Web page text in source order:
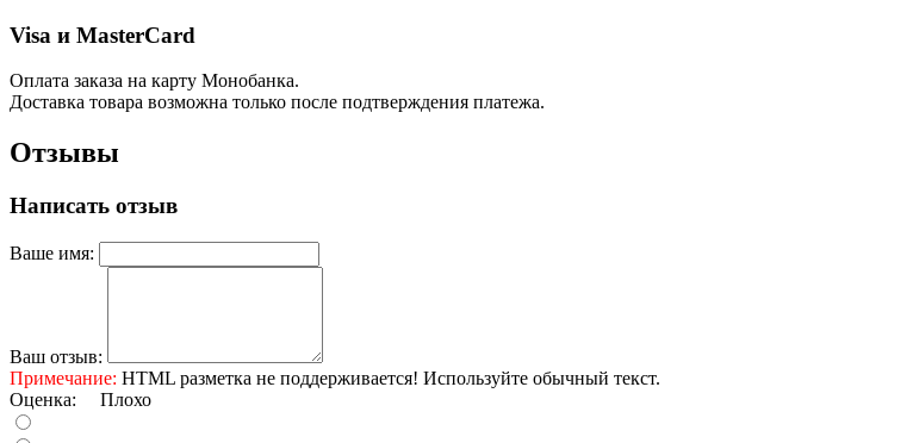
Visa и MasterCard
Оплата заказа на карту Монобанка.
Доставка товара возможна только после подтверждения платежа.
Отзывы
Написать отзыв
Ваше имя:
Ваш отзыв:
Примечание: HTML разметка не поддерживается! Используйте обычный текст.
Оценка: Плохо